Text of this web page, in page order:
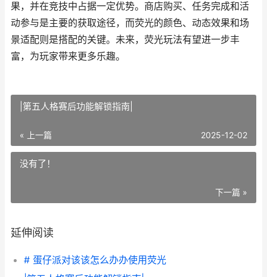
果，并在竞技中占据一定优势。商店购买、任务完成和活
动参与是主要的获取途径，而荧光的颜色、动态效果和场
景适配则是搭配的关键。未来，荧光玩法有望进一步丰
富，为玩家带来更多乐趣。
|第五人格赛后功能解锁指南|
« 上一篇 2025-12-02
没有了！
下一篇 »
延伸阅读
# 蛋仔派对该该怎么办办使用荧光